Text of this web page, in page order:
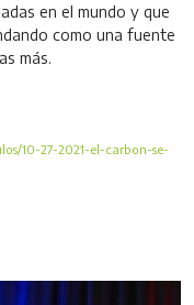
en el mundo y que
como una fuente
más.
10-27-2021-el-carbon-se-